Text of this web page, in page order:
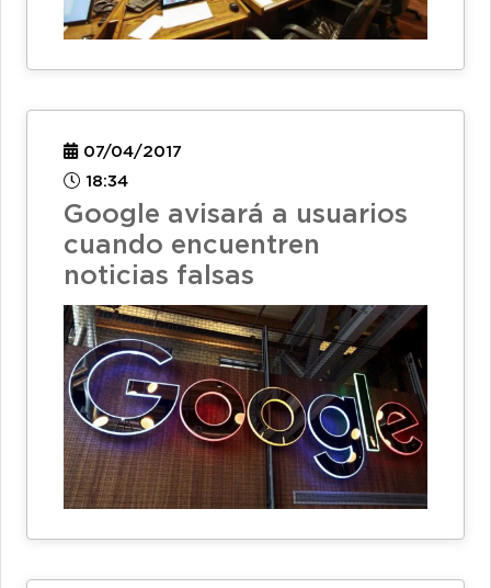
07/04/2017
18:34
Google avisará a usuarios
cuando encuentren
noticias falsas